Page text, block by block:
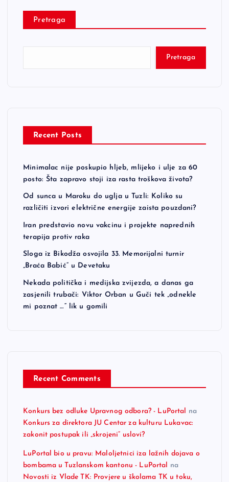
Pretraga
Pretraga
Recent Posts
Minimalac nije poskupio hljeb, mlijeko i ulje za 60
posto: Šta zapravo stoji iza rasta troškova života?
Od sunca u Maroku do uglja u Tuzli: Koliko su
različiti izvori električne energije zaista pouzdani?
Iran predstavio novu vakcinu i projekte naprednih
terapija protiv raka
Sloga iz Bikodža osvojila 33. Memorijalni turnir
„Braća Babić“ u Devetaku
Nekada politička i medijska zvijezda, a danas ga
zasjenili trubači: Viktor Orban u Guči tek „odnekle
mi poznat …“ lik u gomili
Recent Comments
Konkurs bez odluke Upravnog odbora? - LuPortal
na
Konkurs za direktora JU Centar za kulturu Lukavac:
zakonit postupak ili „skrojeni“ uslovi?
LuPortal bio u pravu: Maloljetnici iza lažnih dojava o
bombama u Tuzlanskom kantonu - LuPortal na
Novosti iz Vlade TK: Provjere u školama TK u toku,